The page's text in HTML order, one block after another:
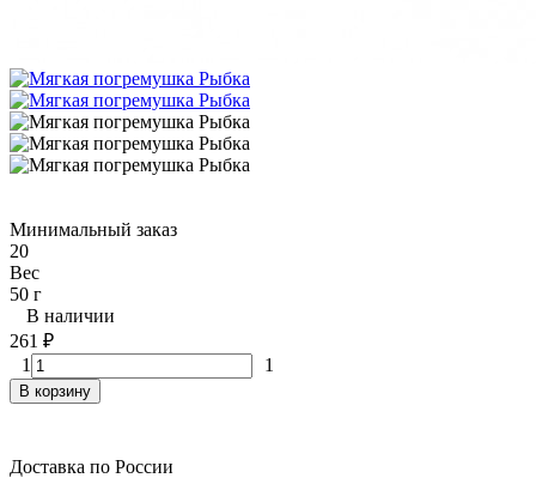
Минимальный заказ
20
Вес
50 г
В наличии
261 ₽
1
1
В корзину
Доставка по России